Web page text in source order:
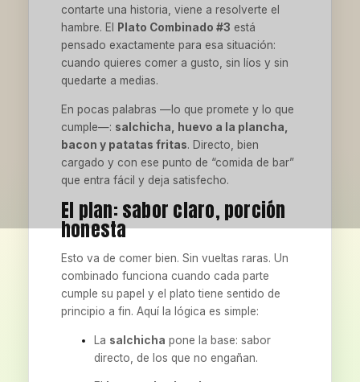
contarte una historia, viene a resolverte el
hambre. El
Plato Combinado #3 está
pensado exactamente para esa situación:
cuando quieres comer a gusto, sin líos y sin
quedarte a medias.
En pocas palabras —lo que promete y lo que
cumple—: salchicha, huevo a la plancha,
bacon y patatas fritas. Directo, bien
cargado y con ese punto de “comida de bar”
que entra fácil y deja satisfecho.
El plan: sabor claro, porción
honesta
Esto va de comer bien. Sin vueltas raras. Un
combinado funciona cuando cada parte
cumple su papel y el plato tiene sentido de
principio a fin. Aquí la lógica es simple:
La salchicha pone la base: sabor
directo, de los que no engañan.